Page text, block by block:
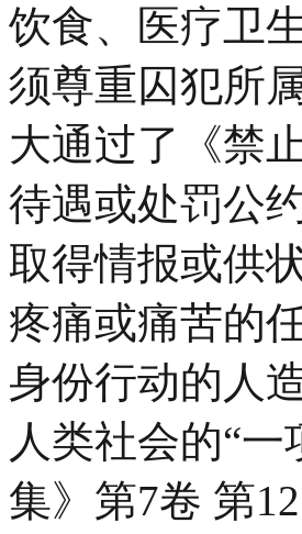
饮食、医疗卫
须尊重囚犯所
大通过了《禁
待遇或处罚公
取得情报或供
疼痛或痛苦的
身份行动的人
人类社会的“
集》第7卷 第